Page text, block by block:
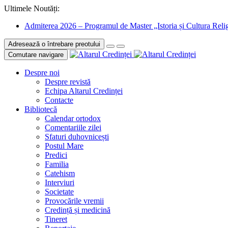
Ultimele Noutăți:
Admiterea 2026 – Programul de Master „Istoria și Cultura
Adresează o întrebare preotului
Comutare navigare
Despre noi
Despre revistă
Echipa Altarul Credinței
Contacte
Bibliotecă
Calendar ortodox
Comentariile zilei
Sfaturi duhovnicești
Postul Mare
Predici
Familia
Catehism
Interviuri
Societate
Provocările vremii
Credință și medicină
Tineret